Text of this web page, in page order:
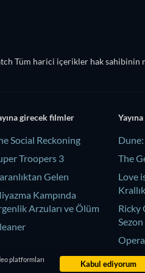
Tüm harici içerikler hak sahibinin
girecek filmler
Social Reckoning
Troopers 3
Gelen
Kampında
Arzuları ve Ölüm
The
Love
Ricky
Sezon
Sezon
platformları
Kabul ediyorum